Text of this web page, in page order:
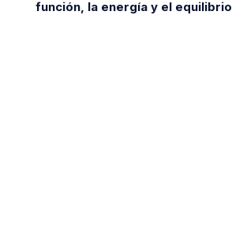
función, la energía y el equilibrio